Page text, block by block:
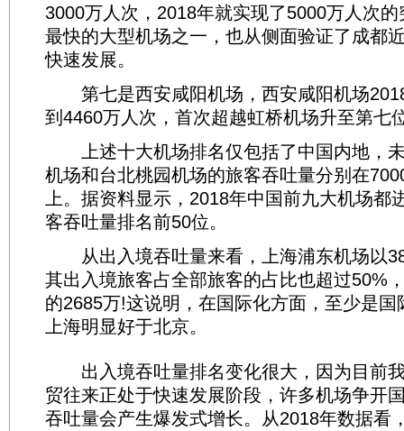
3000万人次，2018年就实现了5000万人次
最快的大型机场之一，也从侧面验证了成都
快速发展。
第七是西安咸阳机场，西安咸阳机场
到4460万人次，首次超越虹桥机场升至第七
上述十大机场排名仅包括了中国内地，
机场和台北桃园机场的旅客吞吐量分别在
上。据资料显示，2018年中国前九大机场都
客吞吐量排名前50位。
从出入境吞吐量来看，上海浦东机场以
其出入境旅客占全部旅客的占比也超过50%
的2685万!这说明，在国际化方面，至少是国
上海明显好于北京。
出入境吞吐量排名变化很大，因为目前
贸往来正处于快速发展阶段，许多机场争开
吞吐量会产生爆发式增长。从2018年数据看